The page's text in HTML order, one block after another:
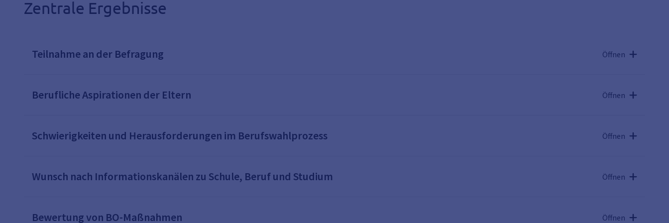
Zentrale Ergebnisse
Teilnahme an der Befragung Öffnen
Berufliche Aspirationen der Eltern Öffnen
Schwierigkeiten und Herausforderungen im Berufswahlprozess Öffnen
Wunsch nach Informationskanälen zu Schule, Beruf und Studium Öffnen
Bewertung von BO-Maßnahmen Öffnen